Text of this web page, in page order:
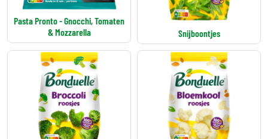
Pasta Pronto - Gnocchi, Tomaten
& Mozzarella
Snijboontjes